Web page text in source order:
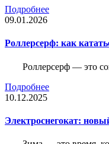
Подробнее
09.01.2026
Роллерсерф: как
Роллерсерф — это
Подробнее
10.12.2025
Электроснегокат: